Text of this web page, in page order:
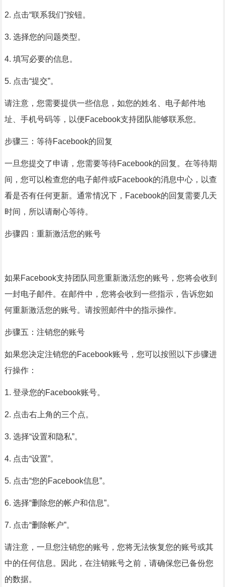
2. 点击“联系我们”按钮。
3. 选择您的问题类型。
4. 填写必要的信息。
5. 点击“提交”。
请注意，您需要提供一些信息，如您的姓名、电子邮件地
址、手机号码等，以便Facebook支持团队能够联系您。
步骤三：等待Facebook的回复
一旦您提交了申请，您需要等待Facebook的回复。在等待期
间，您可以检查您的电子邮件或Facebook的消息中心，以查
看是否有任何更新。通常情况下，Facebook的回复需要几天
时间，所以请耐心等待。
步骤四：重新激活您的账号
如果Facebook支持团队同意重新激活您的账号，您将会收到
一封电子邮件。在邮件中，您将会收到一些指示，告诉您如
何重新激活您的账号。请按照邮件中的指示操作。
步骤五：注销您的账号
如果您决定注销您的Facebook账号，您可以按照以下步骤进
行操作：
1. 登录您的Facebook账号。
2. 点击右上角的三个点。
3. 选择“设置和隐私”。
4. 点击“设置”。
5. 点击“您的Facebook信息”。
6. 选择“删除您的帐户和信息”。
7. 点击“删除帐户”。
请注意，一旦您注销您的账号，您将无法恢复您的账号或其
中的任何信息。因此，在注销账号之前，请确保您已备份您
的数据。